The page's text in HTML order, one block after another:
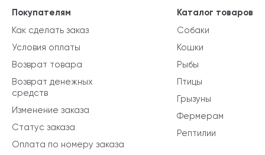
Каталог товаров
Собаки
Кошки
Рыбы
Птицы
Грызуны
Фермерам
Рептилии
Покупателям
Как сделать заказ
Условия оплаты
Возврат товара
Возврат денежных
средств
Изменение заказа
Статус заказа
Оплата по номеру заказа